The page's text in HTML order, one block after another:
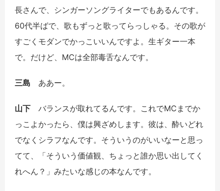
長さんで、シンガーソングライターでもあるんです。
60代半ばで、歌もずっと歌ってらっしゃる。その歌が
すごくモダンでかっこいいんですよ。生ギター一本
で。だけど、MCは全部毒舌なんです。
三島 ああー。
山下 バランスが取れてるんです。これでMCまでか
っこよかったら、僕は興ざめします。彼は、酔いどれ
でなくシラフなんです。そういうのがいいなーと思っ
てて、「そういう価値観、ちょっと誰か思い出してく
れへん？」みたいな感じの本なんです。